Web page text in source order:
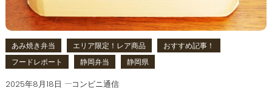
あみ焼き弁当 エリア限定！レア商品
おすすめ記事！
フードレポート
静岡弁当 静岡県
2025年8月18日
コンビニ通信